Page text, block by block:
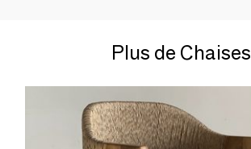
Plus de Chaises